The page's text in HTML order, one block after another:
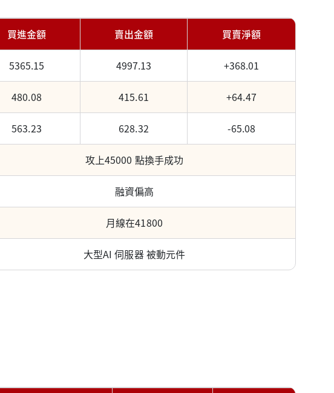
買進金額 賣出金額 買賣淨額
5365.15 4997.13 +368.01
480.08 415.61 +64.47
563.23 628.32 -65.08
攻上45000 點換手成功
融資偏高
月線在41800
大型AI 伺服器 被動元件